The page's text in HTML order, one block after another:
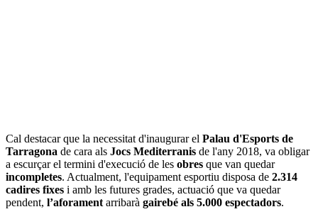
Cal destacar que la necessitat d'inaugurar el Palau d'Esports de
Tarragona de cara als Jocs Mediterranis de l'any 2018, va obligar
a escurçar el termini d'execució de les obres que van quedar
incompletes. Actualment, l'equipament esportiu disposa de 2.314
cadires fixes i amb les futures grades, actuació que va quedar
pendent, l’aforament arribarà gairebé als 5.000 espectadors.